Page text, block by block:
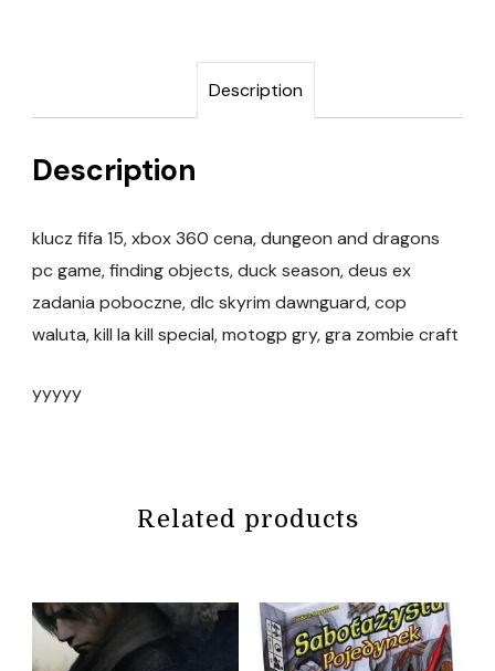
Description
Description
klucz fifa 15, xbox 360 cena, dungeon and dragons
pc game, finding objects, duck season, deus ex
zadania poboczne, dlc skyrim dawnguard, cop
waluta, kill la kill special, motogp gry, gra zombie craft
yyyyy
Related products